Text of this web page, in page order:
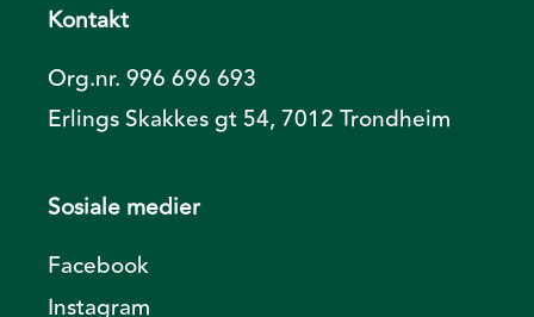
Kontakt
Org.nr. 996 696 693
Erlings Skakkes gt 54, 7012 Trondheim
Sosiale medier
Facebook
Instagram